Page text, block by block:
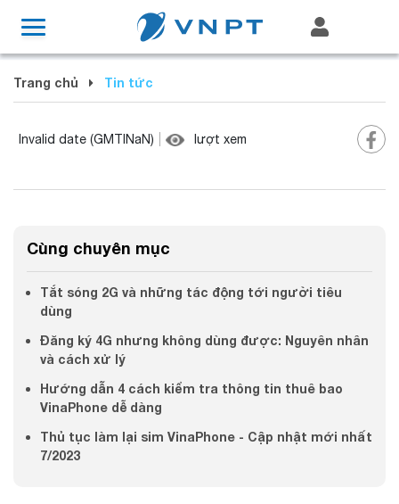
Trang chủ Tin tức
Invalid date (GMTINaN) lượt xem
Cùng chuyên mục
Tắt sóng 2G và những tác động tới người tiêu
dùng
Đăng ký 4G nhưng không dùng được: Nguyên nhân
và cách xử lý
Hướng dẫn 4 cách kiểm tra thông tin thuê bao
VinaPhone dễ dàng
Thủ tục làm lại sim VinaPhone - Cập nhật mới nhất
7/2023